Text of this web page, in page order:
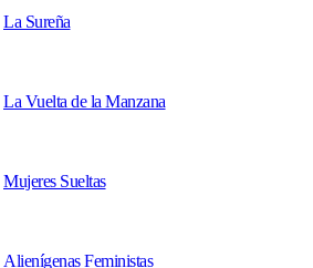
La Sureña
La Vuelta de la Manzana
Mujeres Sueltas
Alienígenas Feministas